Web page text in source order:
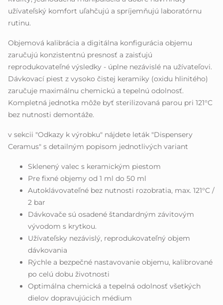
užívateľský komfort uľahčujú a spríjemňujú laboratórnu
rutinu.
Objemová kalibrácia a digitálna konfigurácia objemu
zaručujú konzistentnú presnosť a zaisťujú
reprodukovateľné výsledky - úplne nezávislé na užívateľovi.
Dávkovací piest z vysoko čistej keramiky (oxidu hlinitého)
zaručuje maximálnu chemickú a tepelnú odolnosť.
Kompletná jednotka môže byť sterilizovaná parou pri 121°C
bez nutnosti demontáže.
v sekcii "Odkazy k výrobku" nájdete leták "Dispensery
Ceramus" s detailným popisom jednotlivých variant
Sklenený valec s keramickým piestom
Pre fixné objemy od 1 ml do 50 ml
Autoklávovateľné bez nutnosti rozobratia, max. 121°C /
2 bar
Dávkovače sú osadené štandardným závitovým
vývodom s krytkou.
Užívateľsky nezávislý, reprodukovateľný objem
dávkovania
Rýchle a bezpečné nastavovanie objemu, kalibrované
po celú dobu životnosti
Optimálna chemická a tepelná odolnosť všetkých
dielov dopravujúcich médium